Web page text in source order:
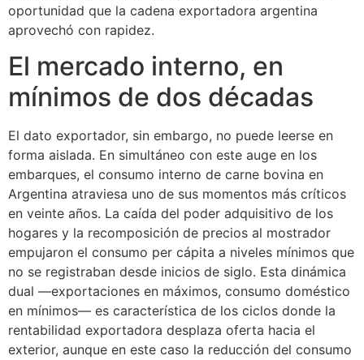
oportunidad que la cadena exportadora argentina
aprovechó con rapidez.
El mercado interno, en
mínimos de dos décadas
El dato exportador, sin embargo, no puede leerse en
forma aislada. En simultáneo con este auge en los
embarques, el consumo interno de carne bovina en
Argentina atraviesa uno de sus momentos más críticos
en veinte años. La caída del poder adquisitivo de los
hogares y la recomposición de precios al mostrador
empujaron el consumo per cápita a niveles mínimos que
no se registraban desde inicios de siglo. Esta dinámica
dual —exportaciones en máximos, consumo doméstico
en mínimos— es característica de los ciclos donde la
rentabilidad exportadora desplaza oferta hacia el
exterior, aunque en este caso la reducción del consumo